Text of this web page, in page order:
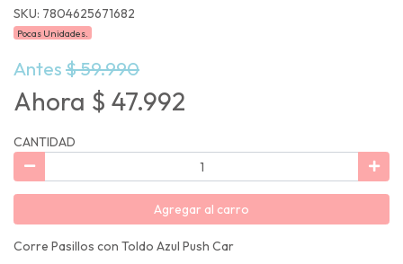
SKU: 7804625671682
Pocas Unidades.
Antes$ 59.990
Ahora $ 47.992
CANTIDAD
Agregar al carro
Corre Pasillos con Toldo Azul Push Car